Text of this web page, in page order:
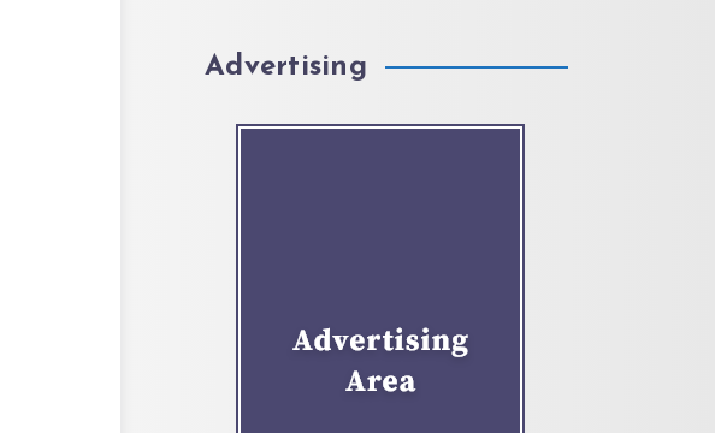
Advertising